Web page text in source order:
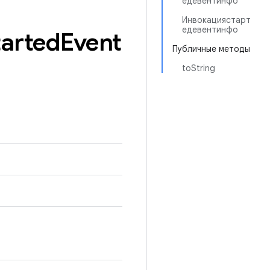
Инвокациястарт
едевентинфо
Публичные методы
toString
Event